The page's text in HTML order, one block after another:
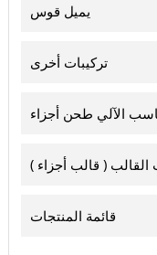
يميل قوس
تركيبات أخرى
الآلي طحن أجزاء
القالب ( قالب أجزاء )
قائمة المنتجات